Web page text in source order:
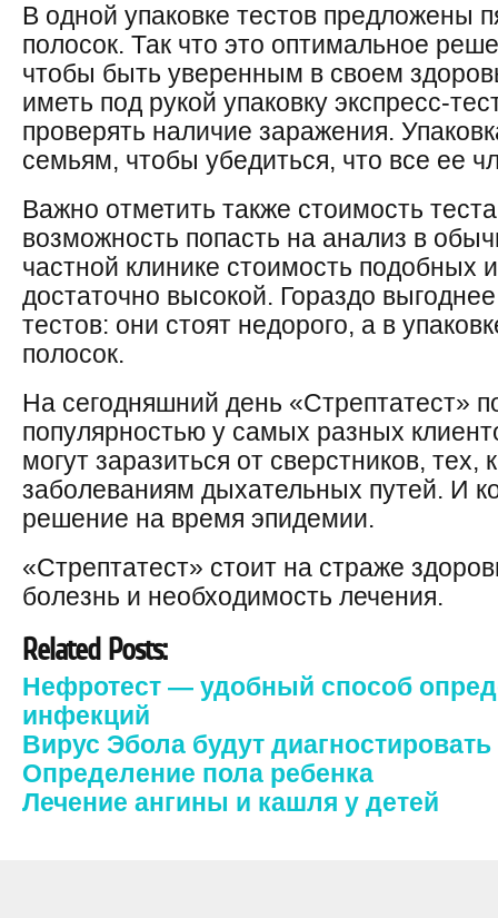
В одной упаковке тестов предложены
полосок. Так что это оптимальное
чтобы быть уверенным в своем
иметь под рукой упаковку экспресс-
проверять наличие заражения.
семьям, чтобы убедиться, что все ее
Важно отметить также стоимость
возможность попасть на анализ в
частной клинике стоимость подобных
достаточно высокой. Гораздо
тестов: они стоят недорого, а в
полосок.
На сегодняшний день «Стрептатест»
популярностью у самых разных
могут заразиться от сверстников, тех,
заболеваниям дыхательных путей. И
решение на время эпидемии.
«Стрептатест» стоит на страже
болезнь и необходимость лечения.
Related Posts:
Нефротест — удобный способ
инфекций
Вирус Эбола будут диагностировать
Определение пола ребенка
Лечение ангины и кашля у детей